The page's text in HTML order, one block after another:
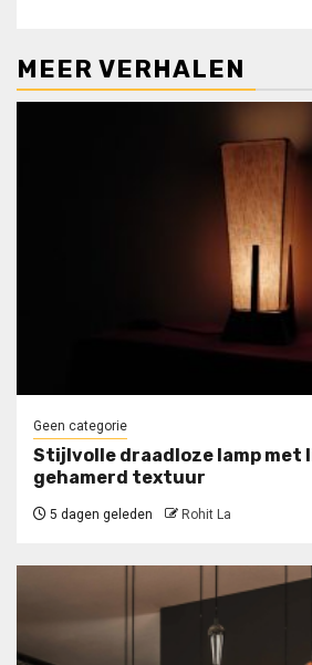
MEER VERHALEN
Geen categorie
Stijlvolle draadloze lamp met
gehamerd textuur
5 dagen geleden Rohit La